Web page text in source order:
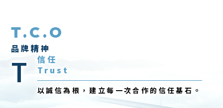
T.C.O
品牌精神
T信任
Trust
以誠信為根，建立每一次合作的信任基石。